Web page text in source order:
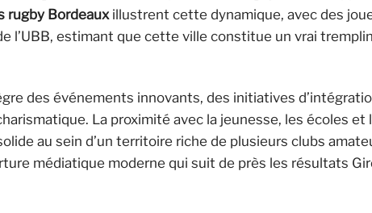
rugby Bordeauxillustrent cette dynamique, avec des
l’UBB, estimant que cette ville constitue un vrai
des événements innovants, des initiatives
La proximité avec la jeunesse, les écoles et
au sein d’un territoire riche de plusieurs clubs
médiatique moderne qui suit de près les résultats